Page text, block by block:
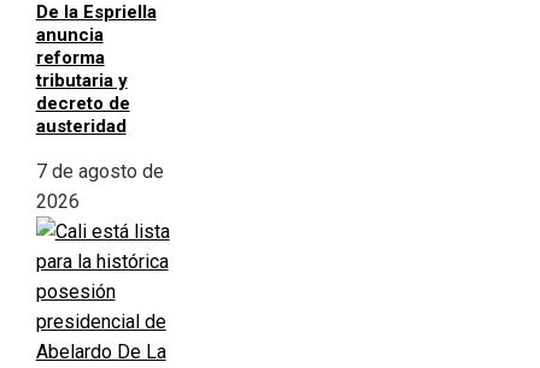
De la Espriella
anuncia
reforma
tributaria y
decreto de
austeridad
7 de agosto de
2026